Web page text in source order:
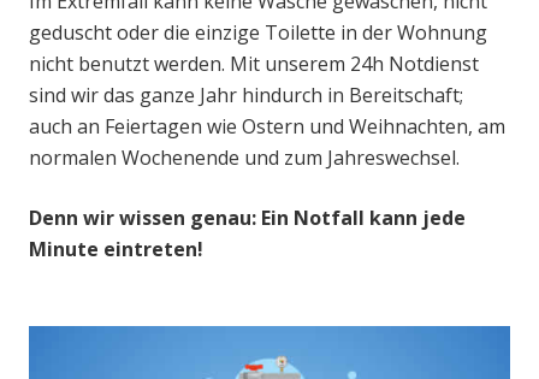
geduscht oder die einzige Toilette in der Wohnung
nicht benutzt werden. Mit unserem 24h Notdienst
sind wir das ganze Jahr hindurch in Bereitschaft;
auch an Feiertagen wie Ostern und Weihnachten, am
normalen Wochenende und zum Jahreswechsel.
Denn wir wissen genau: Ein Notfall kann jede
Minute eintreten!